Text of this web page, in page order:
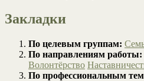
Закладки
По целевым группам:
По направлениям работы:
Волонтёрство
По профессиональным